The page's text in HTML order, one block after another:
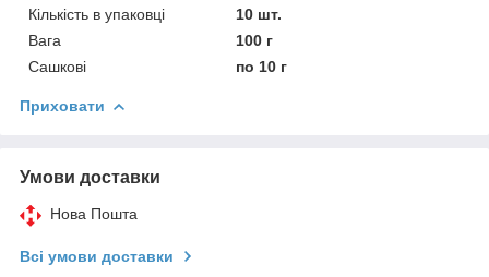
Кількість в упаковці
10 шт.
Вага
100 г
Сашкові
по 10 г
Приховати
Умови доставки
Нова Пошта
Всі умови доставки